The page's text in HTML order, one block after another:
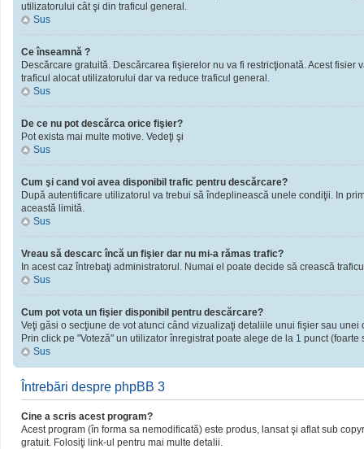
utilizatorului cât şi din traficul general.
Sus
Ce înseamnă ?
Descărcare gratuită. Descărcarea fişierelor nu va fi restricţionată. Acest
traficul alocat utilizatorului dar va reduce traficul general.
Sus
De ce nu pot descărca orice fişier?
Pot exista mai multe motive. Vedeţi şi
Sus
Cum şi cand voi avea disponibil trafic pentru descărcare?
După autentificare utilizatorul va trebui să îndeplinească unele condiţii. In
această limită.
Sus
Vreau să descarc încă un fişier dar nu mi-a rămas trafic?
In acest caz întrebaţi administratorul. Numai el poate decide să crească
Sus
Cum pot vota un fişier disponibil pentru descărcare?
Veţi găsi o secţiune de vot atunci când vizualizaţi detaliile unui fişier sau unei
Prin click pe "Voteză" un utilizator înregistrat poate alege de la 1 punct
Sus
Întrebări despre phpBB 3
Cine a scris acest program?
Acest program (în forma sa nemodificată) este produs, lansat şi aflat sub
gratuit. Folosiţi link-ul pentru mai multe detalii.